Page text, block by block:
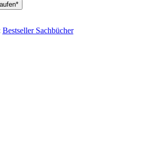
Bestseller Sachbücher